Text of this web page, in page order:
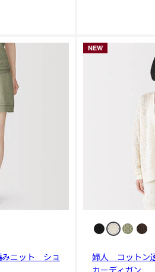
ニット ショ
婦人 コットン
カーディガン
NEW